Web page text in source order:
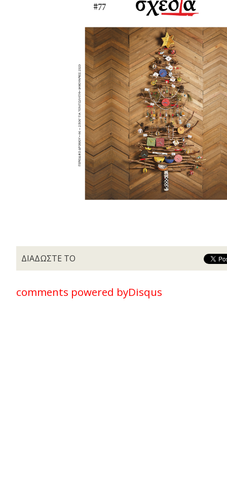
ΔΙΑΔΩΣΤΕ ΤΟ
comments powered byDisqus